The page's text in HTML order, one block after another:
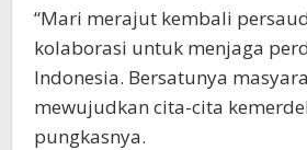
“Mari merajut kembali
kolaborasi untuk menjaga
Indonesia. Bersatunya
mewujudkan cita-cita
pungkasnya.